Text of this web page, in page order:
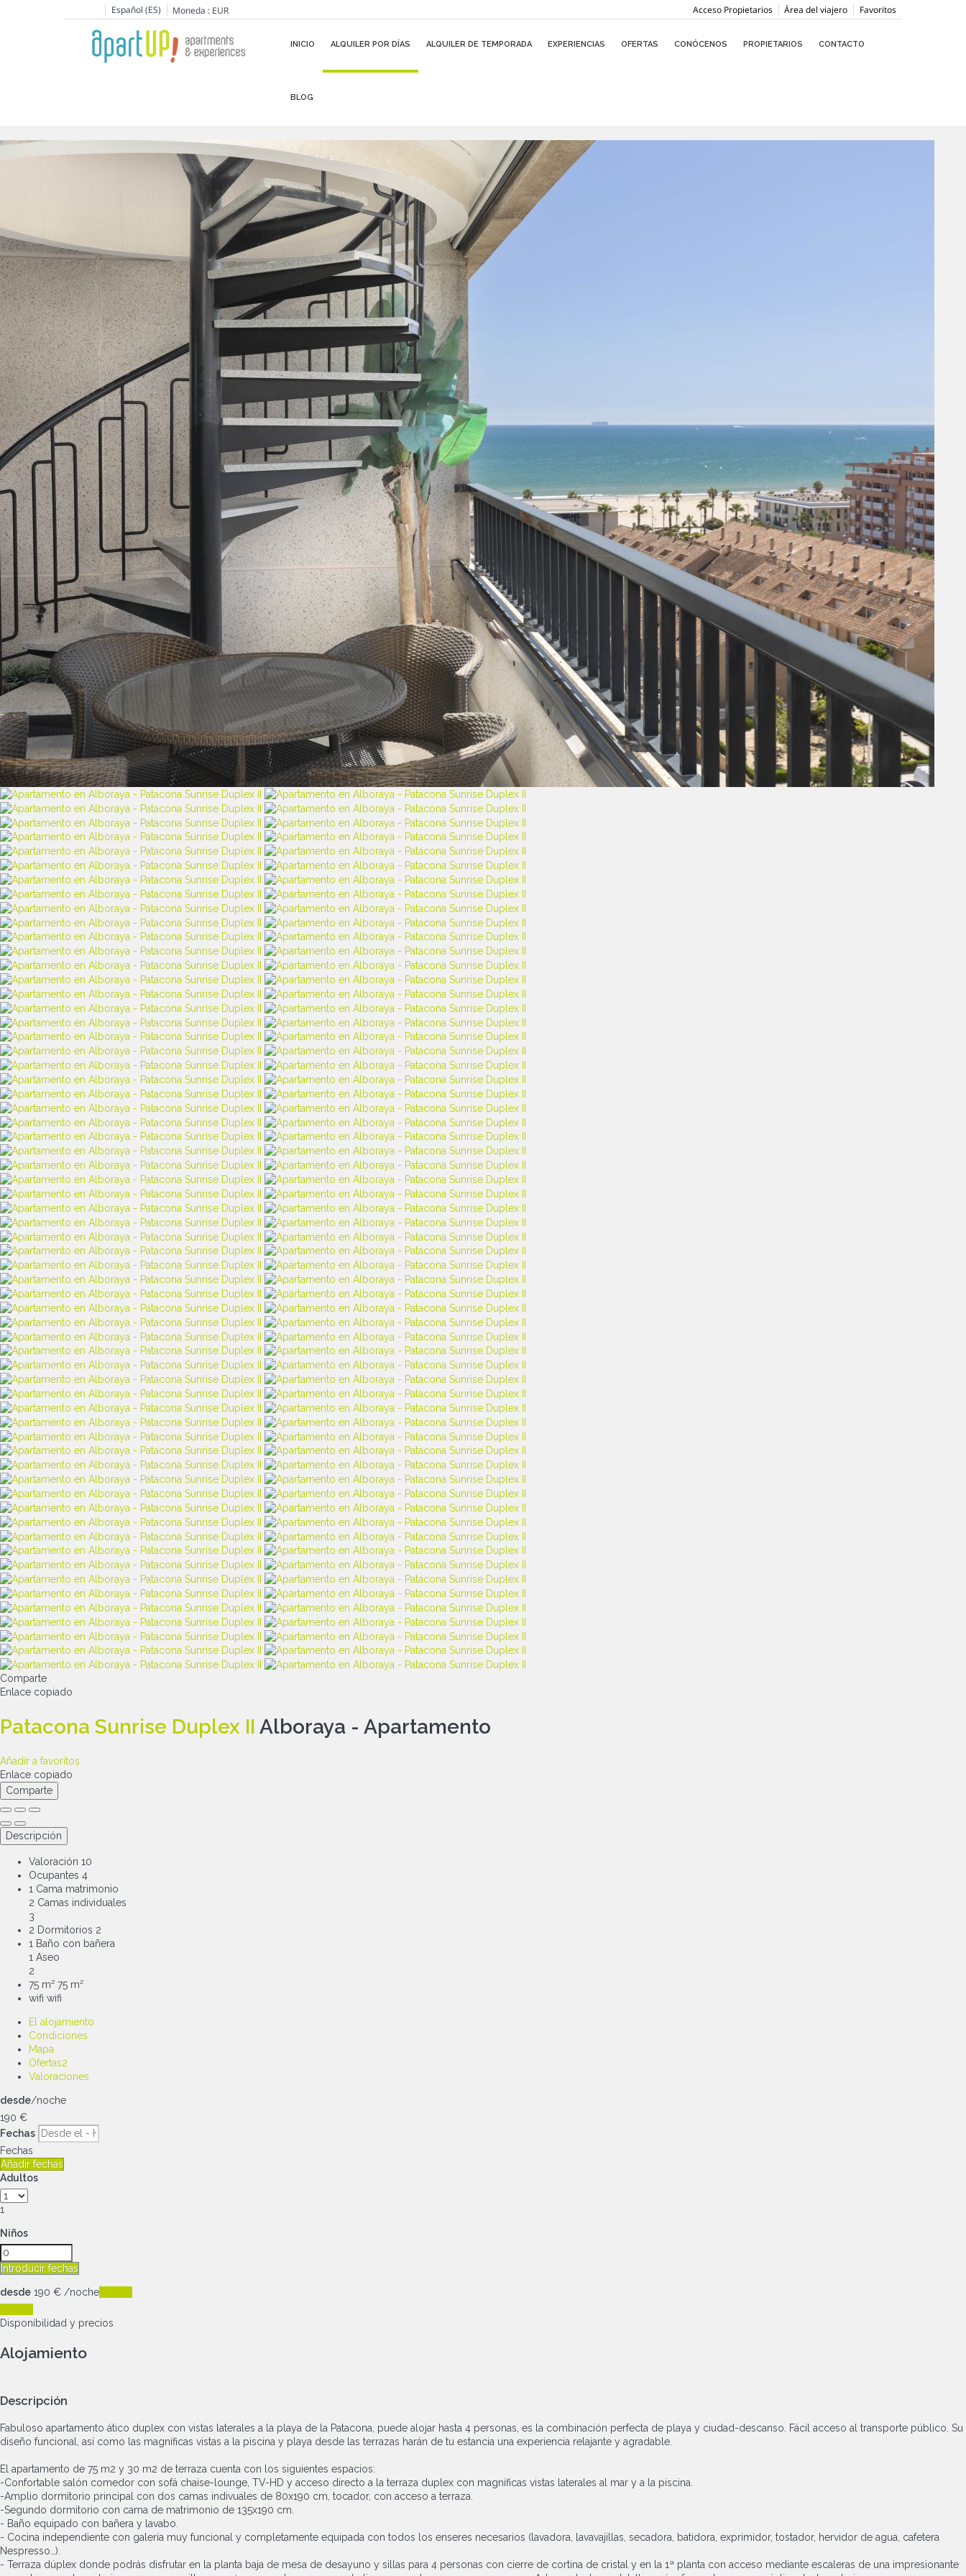
Español (ES) Moneda : EUR Favoritos
Área del viajero
Acceso Propietarios
INICIO ALQUILER POR DÍAS ALQUILER DE TEMPORADA EXPERIENCIAS OFERTAS CONÓCENOS PROPIETARIOS CONTACTO
BLOG
Comparte
Enlace copiado
Patacona Sunrise Duplex II Alboraya - Apartamento
Añadir a favoritos
Enlace copiado
Comparte
Descripción
Valoración 10
Ocupantes 4
1 Cama matrimonio
2 Camas individuales
3
2 Dormitorios 2
1 Baño con bañera
1 Aseo
2
75 m² 75 m²
wifi wifi
El alojamiento
Condiciones
Mapa
Ofertas2
Valoraciones
desde/noche
190 €
Fechas
Fechas
Añadir fechas
Adultos
1
Niños
Introducir fechas
desde 190 € /noche
Disponibilidad y precios
Alojamiento
Descripción
Fabuloso apartamento ático duplex con vistas laterales a la playa de la Patacona, puede alojar hasta 4 personas, es la combinación perfecta de playa y ciudad-descanso. Fácil acceso al transporte público. Su
diseño funcional, así como las magníficas vistas a la piscina y playa desde las terrazas harán de tu estancia una experiencia relajante y agradable.
El apartamento de 75 m2 y 30 m2 de terraza cuenta con los siguientes espacios:
-Confortable salón comedor con sofá chaise-lounge, TV-HD y acceso directo a la terraza duplex con magníficas vistas laterales al mar y a la piscina.
-Amplio dormitorio principal con dos camas indivuales de 80x190 cm, tocador, con acceso a terraza.
-Segundo dormitorio con cama de matrimonio de 135x190 cm.
- Baño equipado con bañera y lavabo.
- Cocina independiente con galería muy funcional y completamente equipada con todos los enseres necesarios (lavadora, lavavajillas, secadora, batidora, exprimidor, tostador, hervidor de agua, cafetera
Nespresso…).
- Terraza dúplex donde podrás disfrutar en la planta baja de mesa de desayuno y sillas para 4 personas con cierre de cortina de cristal y en la 1ª planta con acceso mediante escaleras de una impresionante